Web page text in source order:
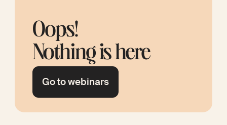
Oops!
Nothing is here
Go to webinars